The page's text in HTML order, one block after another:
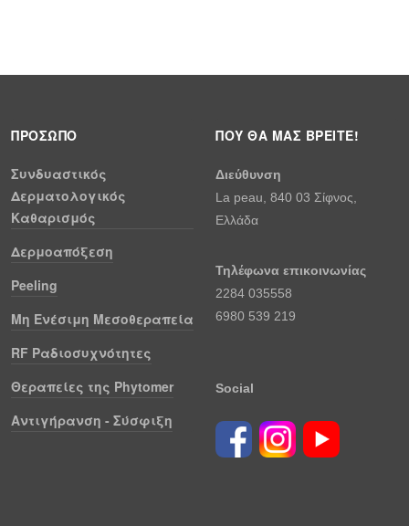
ΠΡΌΣΩΠΟ
Συνδυαστικός
Δερματολογικός
Καθαρισμός
Δερμοαπόξεση
Peeling
Μη Ενέσιμη Μεσοθεραπεία
RF Ραδιοσυχνότητες
Θεραπείες της Phytomer
Αντιγήρανση - Σύσφιξη
ΠΟΎ ΘΑ ΜΑΣ ΒΡΕΊΤΕ!
Διεύθυνση
La peau, 840 03 Σίφνος,
Ελλάδα
Τηλέφωνα επικοινωνίας
2284 035558
6980 539 219
Social